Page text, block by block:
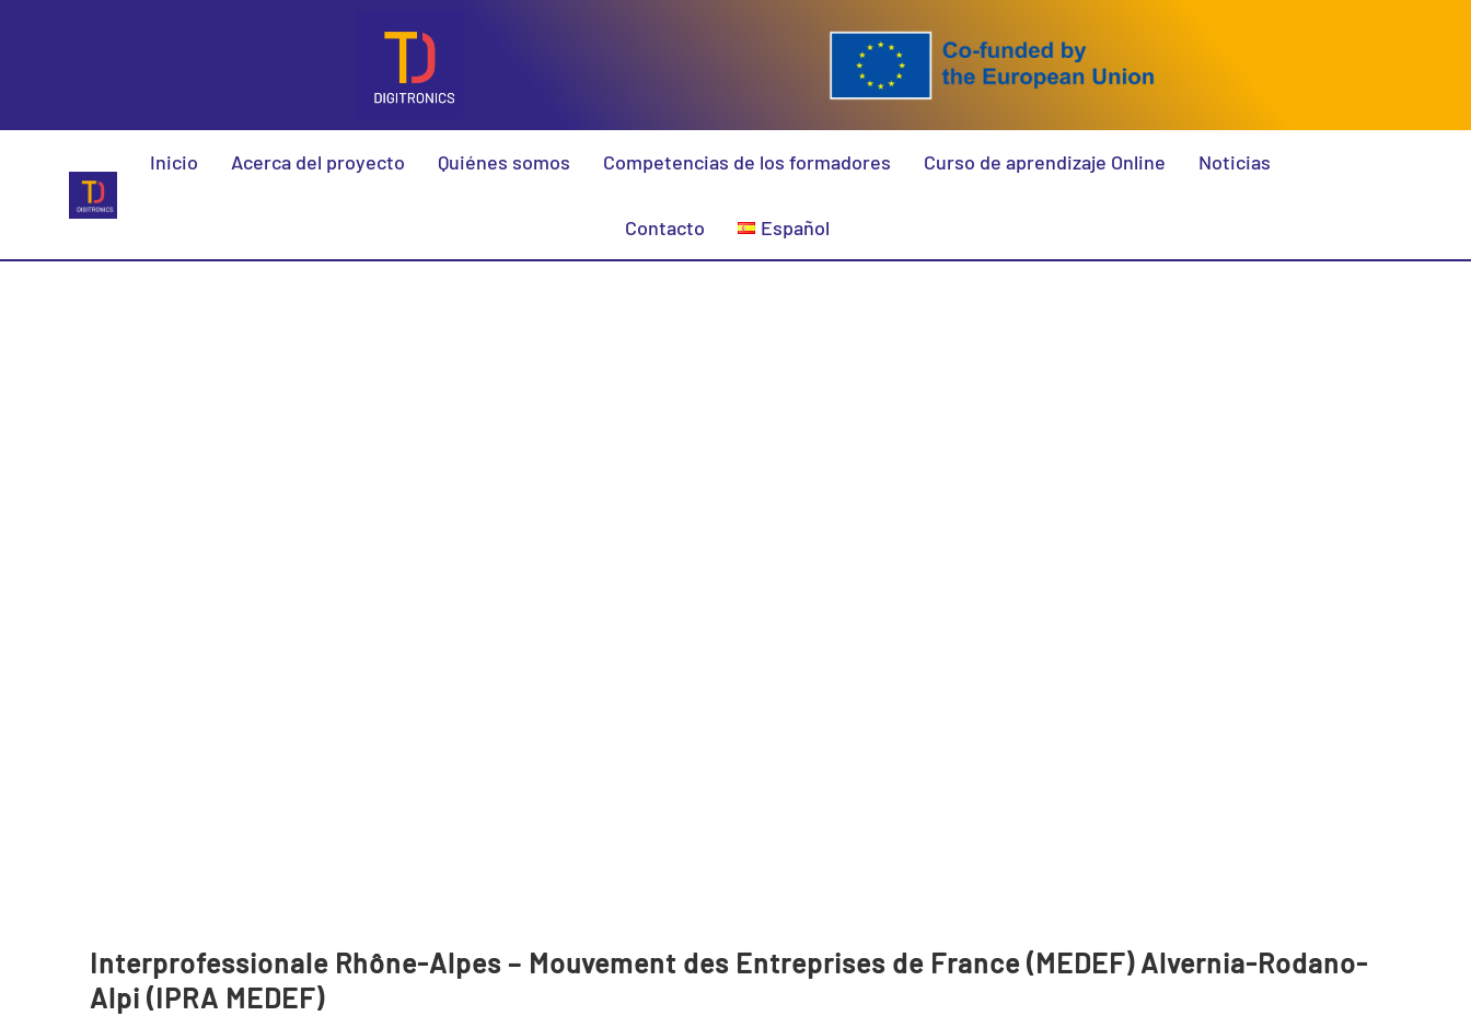
Inicio Acerca del proyecto Quiénes somos Competencias de los formadores Curso de aprendizaje Online Noticias
Contacto Español
Interprofessionale Rhône-Alpes – Mouvement des Entreprises de France (MEDEF) Alvernia-Rodano-
Alpi (IPRA MEDEF)